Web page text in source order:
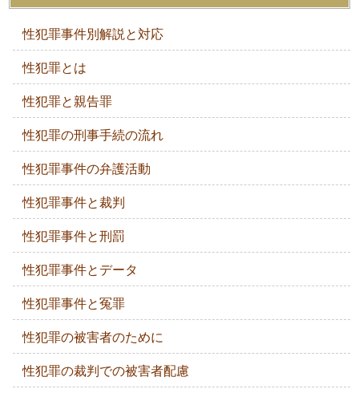
性犯罪事件別解説と対応
性犯罪とは
性犯罪と親告罪
性犯罪の刑事手続の流れ
性犯罪事件の弁護活動
性犯罪事件と裁判
性犯罪事件と刑罰
性犯罪事件とデータ
性犯罪事件と冤罪
性犯罪の被害者のために
性犯罪の裁判での被害者配慮